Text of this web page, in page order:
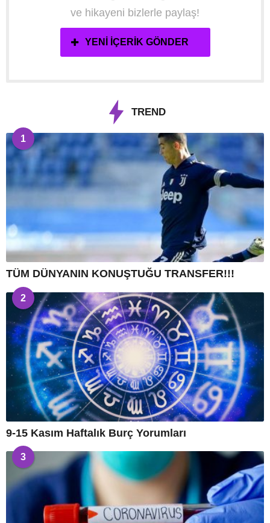
ve hikayeni bizlerle paylaş!
YENI İÇERIK GÖNDER
TREND
1
TÜM DÜNYANIN KONUŞTUĞU TRANSFER!!!
2
9-15 Kasım Haftalık Burç Yorumları
3